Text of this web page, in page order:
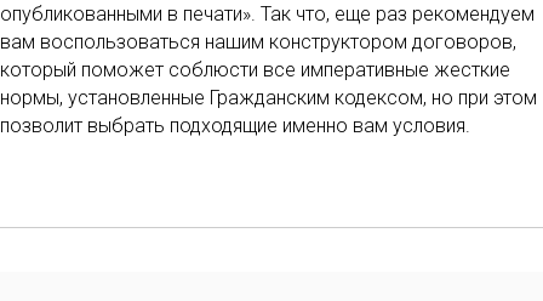
опубликованными в печати». Так что, еще раз рекомендуем
вам воспользоваться нашим конструктором договоров,
который поможет соблюсти все императивные жесткие
нормы, установленные Гражданским кодексом, но при этом
позволит выбрать подходящие именно вам условия.